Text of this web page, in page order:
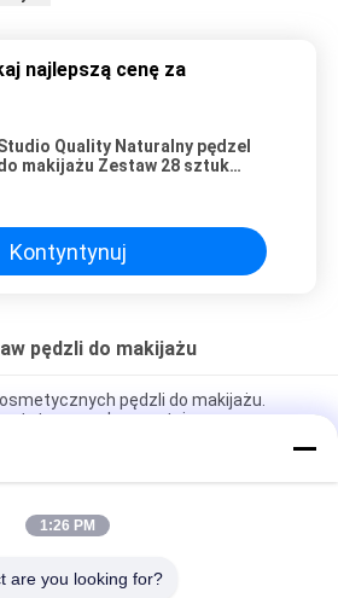
najlepszą cenę za
Quality Naturalny pędzel
makijażu Zestaw 28 sztuk
Kontyntynuj
pędzli do makijażu
pędzli do makijażu.
włosy z etui
zestaw pędzli do makijażu /
Full Face 48 szt. Z czarną rolką
1:26 PM
are you looking for?